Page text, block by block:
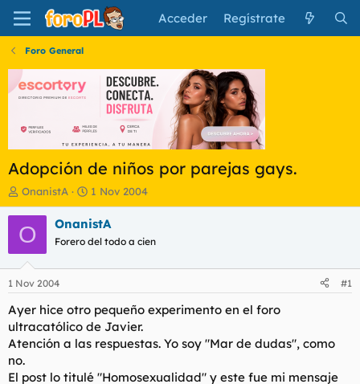
Acceder Regístrate
Foro General
Adopción de niños por parejas gays.
I
n
i
c
a
d
o
r
d
e
l
t
e
OnanistA
F
e
c
a
i
n
i
c
i
1 Nov 2004
O OnanistA
Forero del todo a cien
1 Nov 2004 #1
Ayer hice otro pequeño experimento en el foro
ultracatólico de Javier.
Atención a las respuestas. Yo soy "Mar de dudas", como
no.
El post lo titulé "Homosexualidad" y este fue mi mensaje